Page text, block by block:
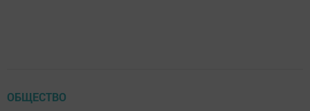
ОБЩЕСТВО